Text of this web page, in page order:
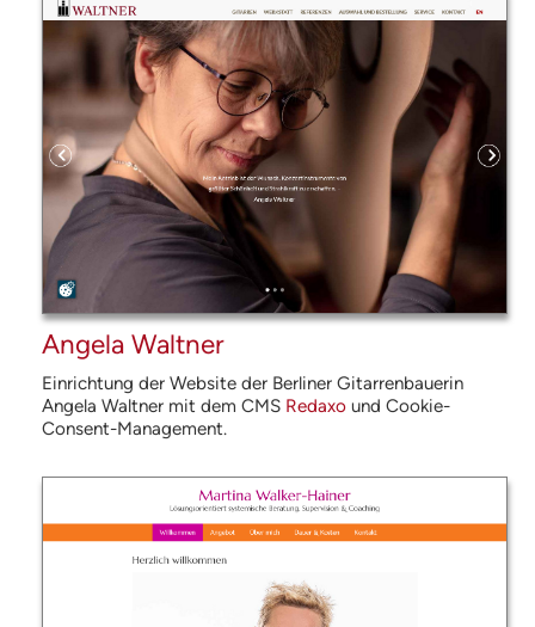
Angela Waltner
Einrichtung der Website der Berliner Gitarrenbauerin
Angela Waltner mit dem CMS Redaxo und Cookie-
Consent-Management.